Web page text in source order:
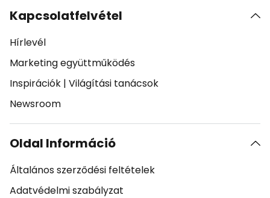
Kapcsolatfelvétel
Hírlevél
Marketing együttműködés
Inspirációk | Világítási tanácsok
Newsroom
Oldal Információ
Általános szerződési feltételek
Adatvédelmi szabályzat